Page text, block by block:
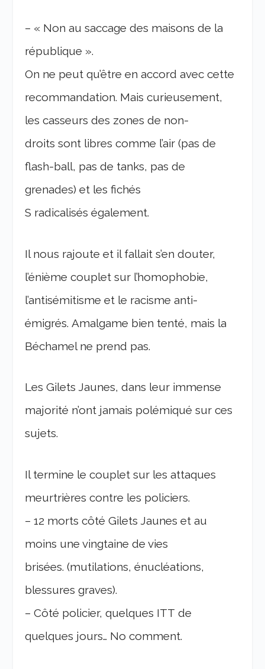
– « Non au saccage des maisons de la
république ».
On ne peut qu’être en accord avec cette
recommandation. Mais curieusement,
les casseurs des zones de non-
droits sont libres comme l’air (pas de
flash-ball, pas de tanks, pas de
grenades) et les fichés
S radicalisés également.
Il nous rajoute et il fallait s’en douter,
l’énième couplet sur l’homophobie,
l’antisémitisme et le racisme anti-
émigrés. Amalgame bien tenté, mais la
Béchamel ne prend pas.
Les Gilets Jaunes, dans leur immense
majorité n’ont jamais polémiqué sur ces
sujets.
Il termine le couplet sur les attaques
meurtrières contre les policiers.
– 12 morts côté Gilets Jaunes et au
moins une vingtaine de vies
brisées. (mutilations, énucléations,
blessures graves).
– Côté policier, quelques ITT de
quelques jours… No comment.